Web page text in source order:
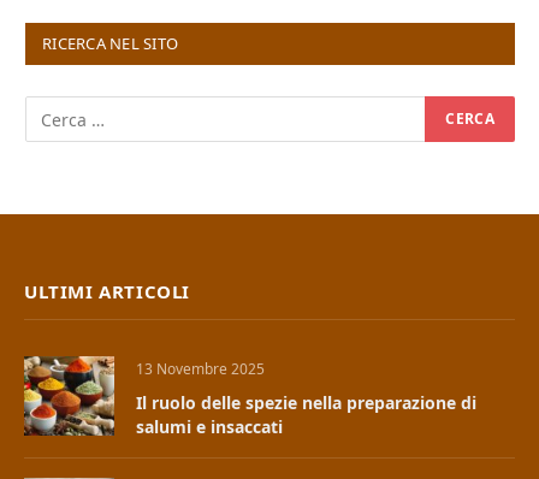
RICERCA NEL SITO
ULTIMI ARTICOLI
13 Novembre 2025
Il ruolo delle spezie nella preparazione di
salumi e insaccati